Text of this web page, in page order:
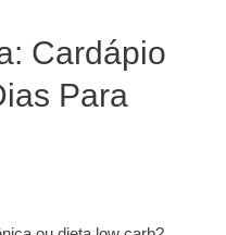
Cardápio
Para